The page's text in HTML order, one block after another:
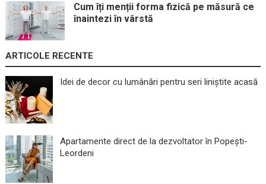
Cum îți menții forma fizică pe măsură ce
înaintezi în vârstă
ARTICOLE RECENTE
Idei de decor cu lumânări pentru seri liniștite acasă
Apartamente direct de la dezvoltator în Popești-
Leordeni